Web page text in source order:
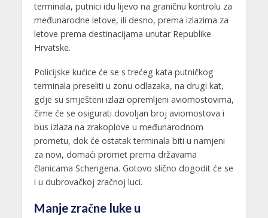
terminala, putnici idu lijevo na graničnu kontrolu za
međunarodne letove, ili desno, prema izlazima za
letove prema destinacijama unutar Republike
Hrvatske.
Policijske kućice će se s trećeg kata putničkog
terminala preseliti u zonu odlazaka, na drugi kat,
gdje su smješteni izlazi opremljeni aviomostovima,
čime će se osigurati dovoljan broj aviomostova i
bus izlaza na zrakoplove u međunarodnom
prometu, dok će ostatak terminala biti u namjeni
za novi, domaći promet prema državama
članicama Schengena. Gotovo slično dogodit će se
i u dubrovačkoj zračnoj luci.
Manje zračne luke u